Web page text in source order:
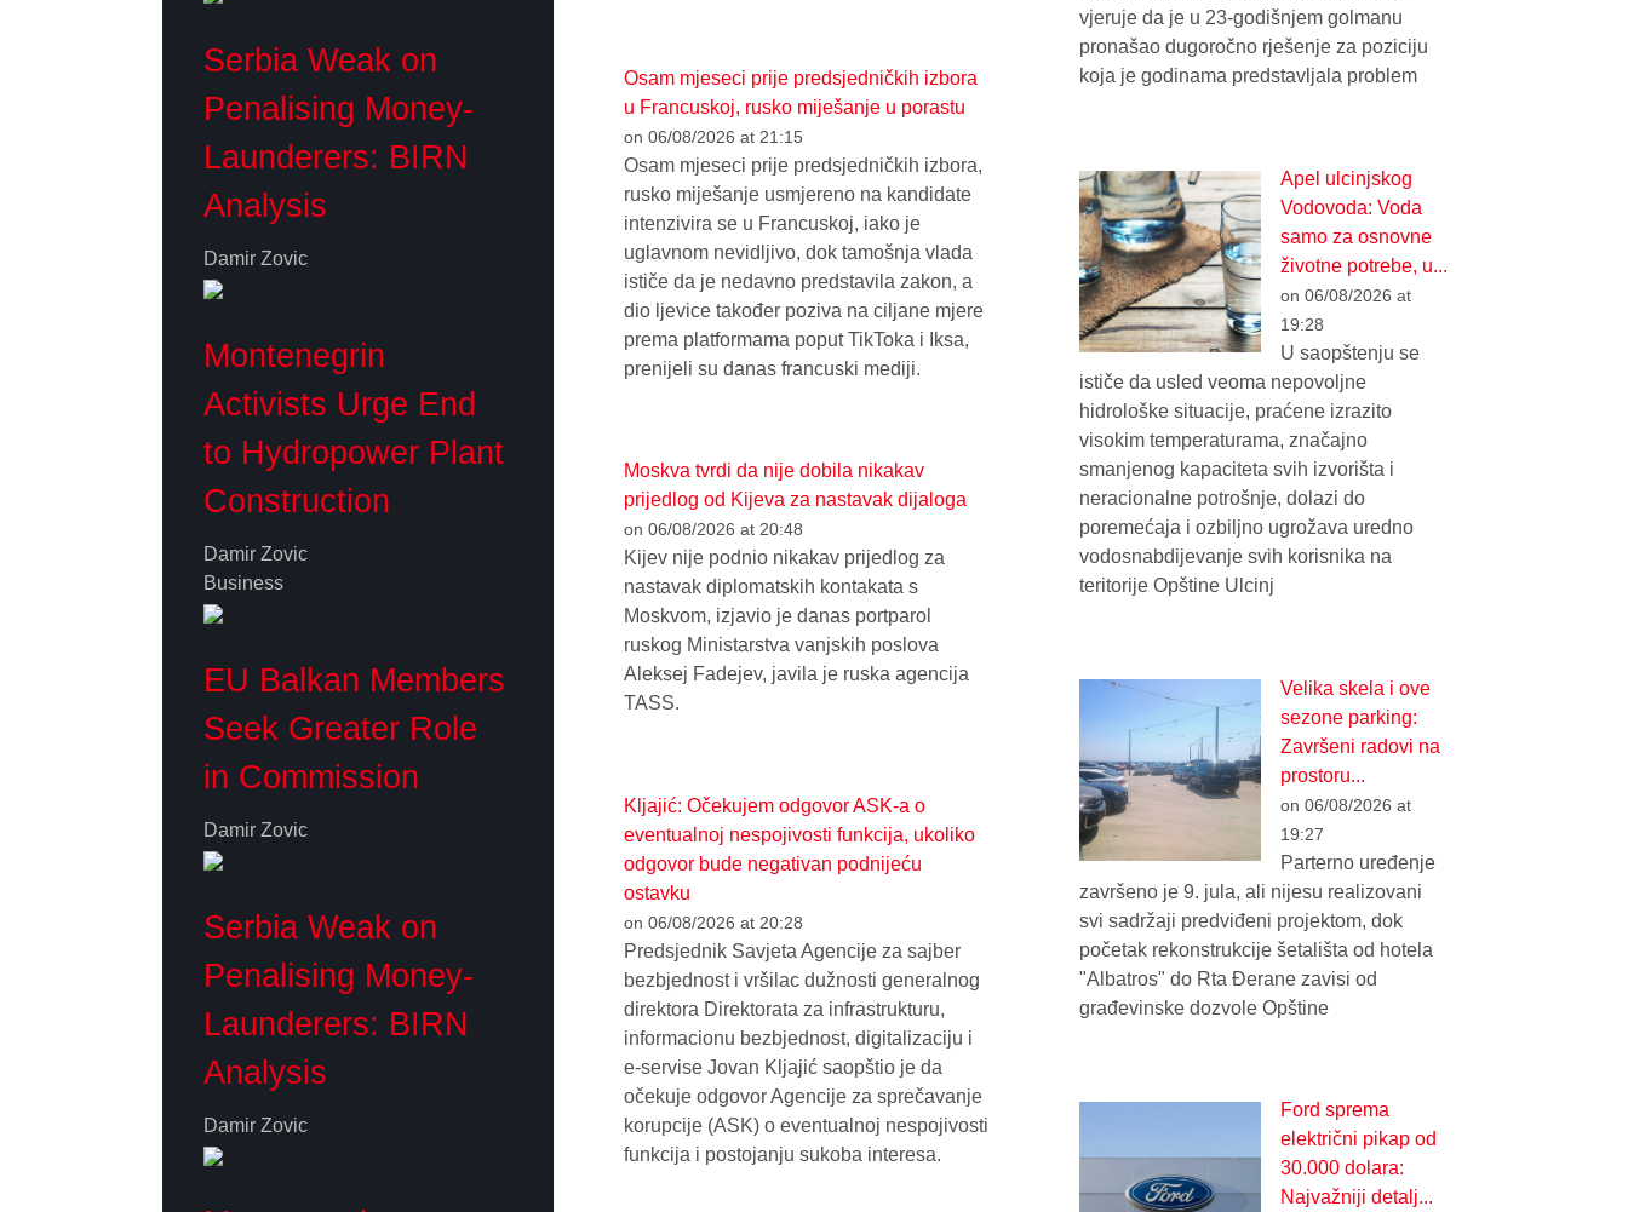
Serbia Weak on
Penalising Money-
Launderers: BIRN
Analysis
Damir Zovic
Montenegrin
Activists Urge End
to Hydropower Plant
Construction
Damir Zovic
Business
EU Balkan Members
Seek Greater Role
in Commission
Damir Zovic
Serbia Weak on
Penalising Money-
Launderers: BIRN
Analysis
Damir Zovic
Osam mjeseci prije predsjedničkih izbora
u Francuskoj, rusko miješanje u porastu
on 06/08/2026 at 21:15
Osam mjeseci prije predsjedničkih izbora,
rusko miješanje usmjereno na kandidate
intenzivira se u Francuskoj, iako je
uglavnom nevidljivo, dok tamošnja vlada
ističe da je nedavno predstavila zakon, a
dio ljevice također poziva na ciljane mjere
prema platformama poput TikToka i Iksa,
prenijeli su danas francuski mediji.
Moskva tvrdi da nije dobila nikakav
prijedlog od Kijeva za nastavak dijaloga
on 06/08/2026 at 20:48
Kijev nije podnio nikakav prijedlog za
nastavak diplomatskih kontakata s
Moskvom, izjavio je danas portparol
ruskog Ministarstva vanjskih poslova
Aleksej Fadejev, javila je ruska agencija
TASS.
Kljajić: Očekujem odgovor ASK-a o
eventualnoj nespojivosti funkcija, ukoliko
odgovor bude negativan podnijeću
ostavku
on 06/08/2026 at 20:28
Predsjednik Savjeta Agencije za sajber
bezbjednost i vršilac dužnosti generalnog
direktora Direktorata za infrastrukturu,
informacionu bezbjednost, digitalizaciju i
e-servise Jovan Kljajić saopštio je da
očekuje odgovor Agencije za sprečavanje
korupcije (ASK) o eventualnoj nespojivosti
funkcija i postojanju sukoba interesa.
vjeruje da je u 23-godišnjem golmanu
pronašao dugoročno rješenje za poziciju
koja je godinama predstavljala problem
Apel ulcinjskog
Vodovoda: Voda
samo za osnovne
životne potrebe, u...
on 06/08/2026 at
19:28
U saopštenju se
ističe da usled veoma nepovoljne
hidrološke situacije, praćene izrazito
visokim temperaturama, značajno
smanjenog kapaciteta svih izvorišta i
neracionalne potrošnje, dolazi do
poremećaja i ozbiljno ugrožava uredno
vodosnabdijevanje svih korisnika na
teritorije Opštine Ulcinj
Velika skela i ove
sezone parking:
Završeni radovi na
prostoru...
on 06/08/2026 at
19:27
Parterno uređenje
završeno je 9. jula, ali nijesu realizovani
svi sadržaji predviđeni projektom, dok
početak rekonstrukcije šetališta od hotela
"Albatros" do Rta Đerane zavisi od
građevinske dozvole Opštine
Ford sprema
električni pikap od
30.000 dolara:
Najvažniji detalj...